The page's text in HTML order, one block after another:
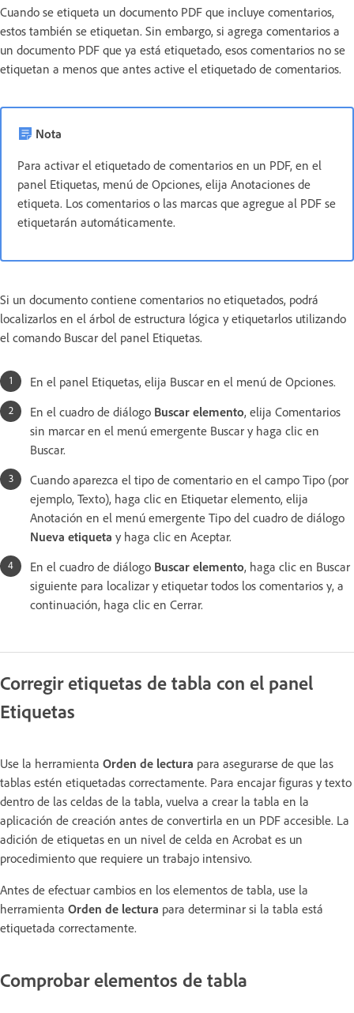
Cuando se etiqueta un documento PDF que incluye comentarios,
estos también se etiquetan. Sin embargo, si agrega comentarios a
un documento PDF que ya está etiquetado, esos comentarios no se
etiquetan a menos que antes active el etiquetado de comentarios.
Nota
Para activar el etiquetado de comentarios en un PDF, en el
panel Etiquetas, menú de Opciones, elija Anotaciones de
etiqueta. Los comentarios o las marcas que agregue al PDF se
etiquetarán automáticamente.
Si un documento contiene comentarios no etiquetados, podrá
localizarlos en el árbol de estructura lógica y etiquetarlos utilizando
el comando Buscar del panel Etiquetas.
En el panel Etiquetas, elija Buscar en el menú de Opciones.
En el cuadro de diálogo Buscar elemento, elija Comentarios
sin marcar en el menú emergente Buscar y haga clic en
Buscar.
Cuando aparezca el tipo de comentario en el campo Tipo (por
ejemplo, Texto), haga clic en Etiquetar elemento, elija
Anotación en el menú emergente Tipo del cuadro de diálogo
Nueva etiqueta y haga clic en Aceptar.
En el cuadro de diálogo Buscar elemento, haga clic en Buscar
siguiente para localizar y etiquetar todos los comentarios y, a
continuación, haga clic en Cerrar.
Corregir etiquetas de tabla con el panel
Etiquetas
Use la herramienta Orden de lectura para asegurarse de que las
tablas estén etiquetadas correctamente. Para encajar figuras y texto
dentro de las celdas de la tabla, vuelva a crear la tabla en la
aplicación de creación antes de convertirla en un PDF accesible. La
adición de etiquetas en un nivel de celda en Acrobat es un
procedimiento que requiere un trabajo intensivo.
Antes de efectuar cambios en los elementos de tabla, use la
herramienta Orden de lectura para determinar si la tabla está
etiquetada correctamente.
Comprobar elementos de tabla